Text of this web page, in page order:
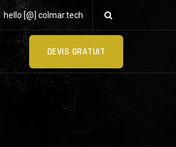
hello [@] colmar.tech
DEVIS GRATUIT